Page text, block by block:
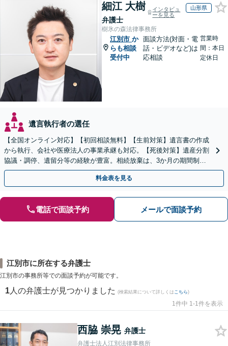
細江 大樹
弁護士
インタビュ
ーを見る
山形県
樹氷の森法律事務所
江別市 か
らも相談
受付中
面談方法(対面・電
話・ビデオなど)は
応相談
営業時
間：本日
定休日
遺言執行者の選任
【全国オンライン対応】【初回相談無料】【生前対策】遺言書の作成
から執行、会社や医療法人の事業承継も対応。【死後対策】遺産分割
協議・調停、遺留分等の経験が豊富。相続放棄は、3か月の期間制限
があるため、お早めにご相談ください。【無料駐車場あり】
料金表を見る
電話で面談予約 メールで面談予約
江別市に所在する弁護士
江別市の事務所等での面談予約が可能です。
1 人の弁護士が見つかりました (検索結果について詳しくは こちら)
1件中 1-1件を表示
西脇 崇晃 弁護士
弁護士法人江別法律事務所